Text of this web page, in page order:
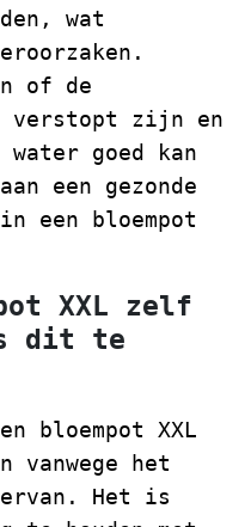
wat
of de
verstopt zijn en
goed kan
een gezonde
een bloempot
XXL zelf
dit te
bloempot XXL
vanwege het
ervan. Het is